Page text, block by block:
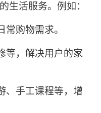
生活服务。例如：
常购物需求。
等，解决用户的家
、手工课程等，增